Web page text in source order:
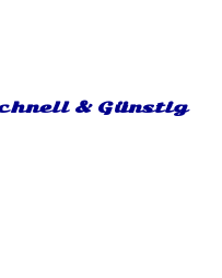
& Günstig